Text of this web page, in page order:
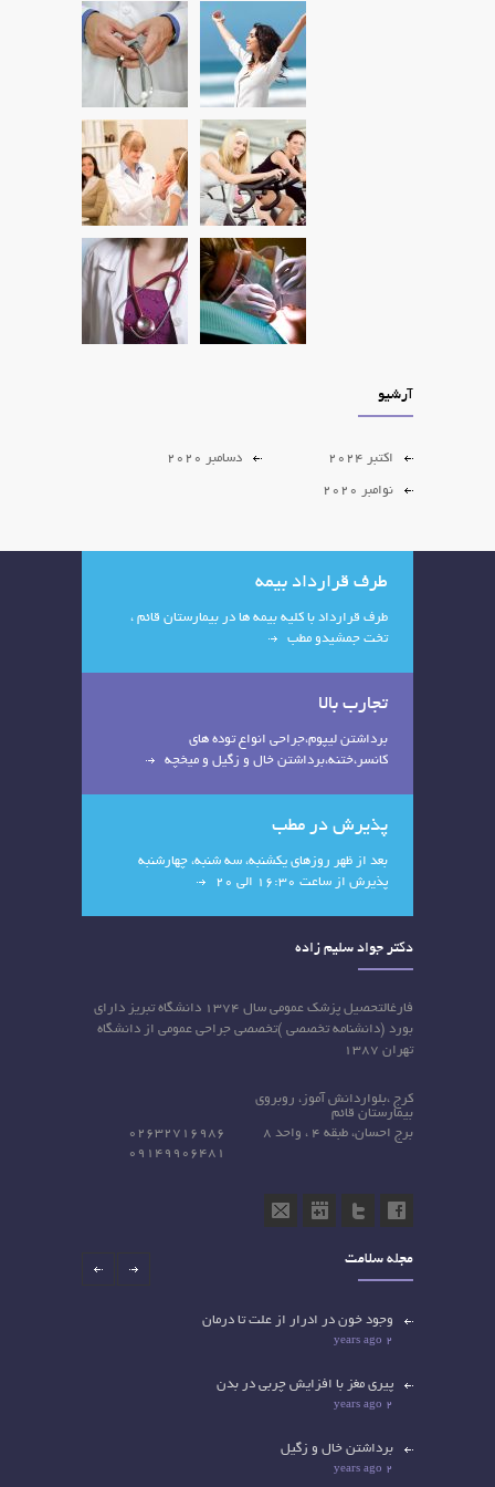
آرشیو
اکتبر 2024 دسامبر 2020
نوامبر 2020
طرف قرارداد بیمه
طرف قرارداد با کلیه بیمه ها در بیمارستان قائم ،
تخت جمشیدو مطب
تجارب بالا
برداشتن لیپوم،جراحی انواع توده های
کانسر،ختنه،برداشتن خال و زگیل و میخچه
پذیرش در مطب
بعد از ظهر روزهای یکشنبه، سه شنبه، چهارشنبه
پذیرش از ساعت 16:30 الی 20
دکتر جواد سلیم زاده
فارغالتحصیل پزشک عمومی سال ۱۳۷۴ دانشگاه تبریز دارای
بورد (دانشنامه تخصصی )تخصصی جراحی عمومی از دانشگاه
تهران ۱۳۸۷
کرج ،بلواردانش آموز، روبروی
بیمارستان قائم
برج احسان، طبقه 4 ، واحد 8
02632716986
09149906481
مجله سلامت
وجود خون در ادرار از علت تا درمان
2 years ago
پیری مغز با افزایش چربی در بدن
2 years ago
برداشتن خال و زگیل
2 years ago